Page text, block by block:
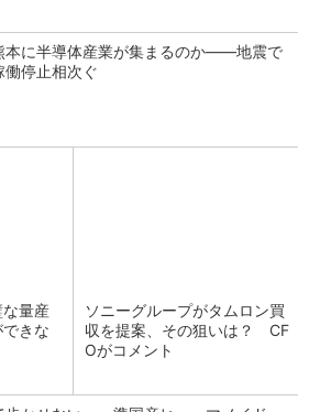
本に半導体産業が集まるのか――地震で
働停止相次ぐ
量産
できな
ソニーグループがタムロン買
収を提案、その狙いは？ CF
Oがコメント